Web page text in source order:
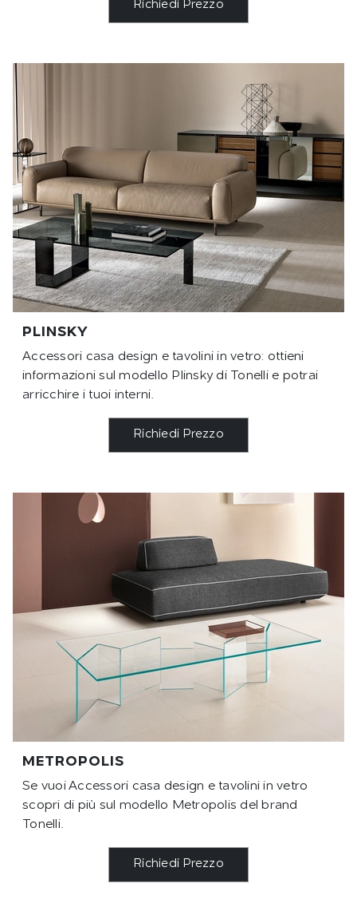
Richiedi Prezzo
PLINSKY
Accessori casa design e tavolini in vetro: ottieni
informazioni sul modello Plinsky di Tonelli e potrai
arricchire i tuoi interni.
Richiedi Prezzo
METROPOLIS
Se vuoi Accessori casa design e tavolini in vetro
scopri di più sul modello Metropolis del brand
Tonelli.
Richiedi Prezzo